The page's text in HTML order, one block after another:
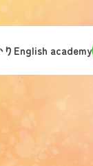
English academy